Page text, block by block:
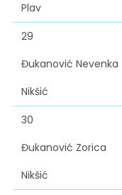
Plav
29
Đukanović Nevenka
Nikšić
30
Đukanović Zorica
Nikšić